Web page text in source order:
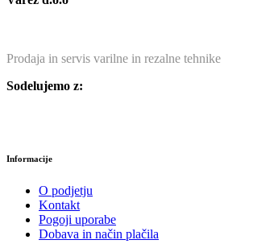
Prodaja in servis varilne in rezalne tehnike
Sodelujemo z:
Informacije
O podjetju
Kontakt
Pogoji uporabe
Dobava in način plačila